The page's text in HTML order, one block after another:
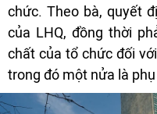
chức. Theo bà, quyết
của LHQ, đồng thời
chất của tổ chức đối
trong đó một nửa là